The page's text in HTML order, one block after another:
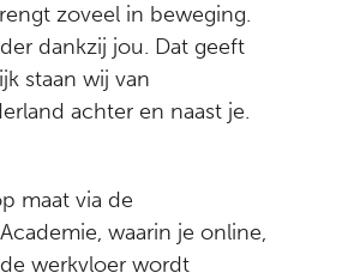
zoveel in beweging.
dankzij jou. Dat geeft
staan wij van
achter en naast je.
maat via de
waarin je online,
werkvloer wordt